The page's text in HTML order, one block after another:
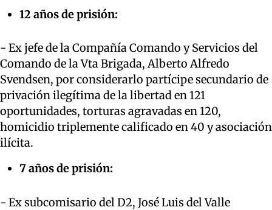
12 años de prisión:
- Ex jefe de la Compañía Comando y Servicios del
Comando de la Vta Brigada, Alberto Alfredo
Svendsen, por considerarlo partícipe secundario de
privación ilegítima de la libertad en 121
oportunidades, torturas agravadas en 120,
homicidio triplemente calificado en 40 y asociación
ilícita.
7 años de prisión:
- Ex subcomisario del D2, José Luis del Valle